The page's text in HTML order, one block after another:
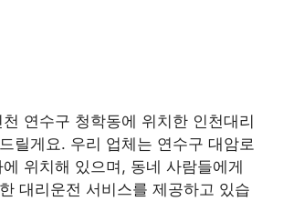
연수구 청학동에 위치한 인천대리
릴게요. 우리 업체는 연수구 대암로
위치해 있으며, 동네 사람들에게
대리운전 서비스를 제공하고 있습